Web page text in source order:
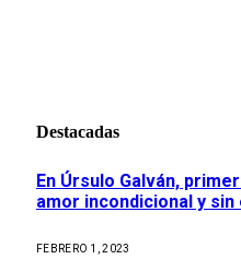
Destacadas
En Úrsulo Galván,
amor incondicional y sin
FEBRERO 1, 2023